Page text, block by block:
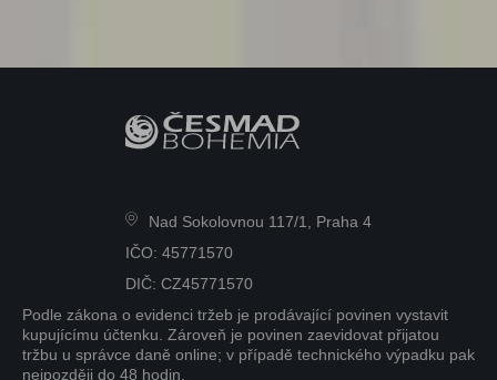
Nad Sokolovnou 117/1, Praha 4
IČO: 45771570
DIČ: CZ45771570
Podle zákona o evidenci tržeb je prodávající povinen vystavit
kupujícímu účtenku. Zároveň je povinen zaevidovat přijatou
tržbu u správce daně online; v případě technického výpadku pak
nejpozději do 48 hodin.